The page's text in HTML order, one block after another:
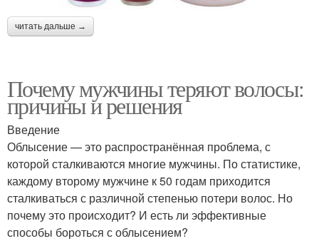
читать дальше →
Почему мужчины теряют волосы:
причины и решения
Введение
Облысение — это распространённая проблема, с
которой сталкиваются многие мужчины. По статистике,
каждому второму мужчине к 50 годам приходится
сталкиваться с различной степенью потери волос. Но
почему это происходит? И есть ли эффективные
способы бороться с облысением?